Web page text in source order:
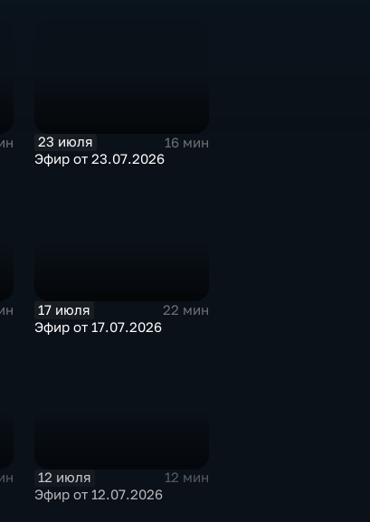
23 июля
16 мин
Эфир от 23.07.2026
17 июля
22 мин
Эфир от 17.07.2026
12 июля
12 мин
Эфир от 12.07.2026